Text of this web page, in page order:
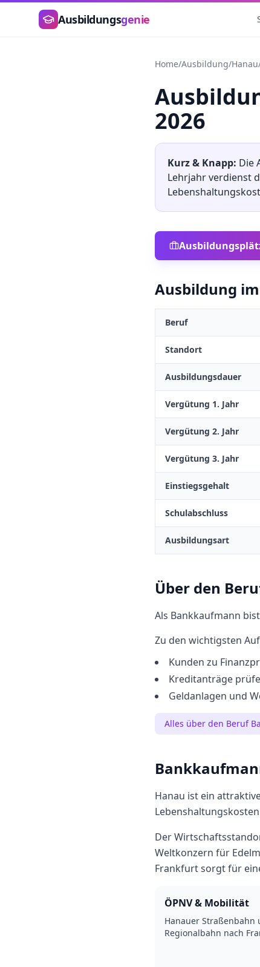
Zum Hauptinhalt springen
Ausbildungsgenie
Home/Ausbildung/Hanau
2026
Kurz & Knapp: Die
Lehrjahr verdienst
Ausbildung
Beruf
Standort
Ausbildungsdauer
Vergütung 1. Jahr
Vergütung 2. Jahr
Vergütung 3. Jahr
Einstiegsgehalt
Schulabschluss
Ausbildungsart
Über den
Als Bankkaufmann
Zu den wichtigsten
Kunden zu
Kreditanträge
Geldanlagen und
Alles über den Beruf
Hanau ist ein
Der
Weltkonzern für
Frankfurt sorgt für
ÖPNV & Mobilität
Hanauer Straßenbahn
Regionalbahn nach